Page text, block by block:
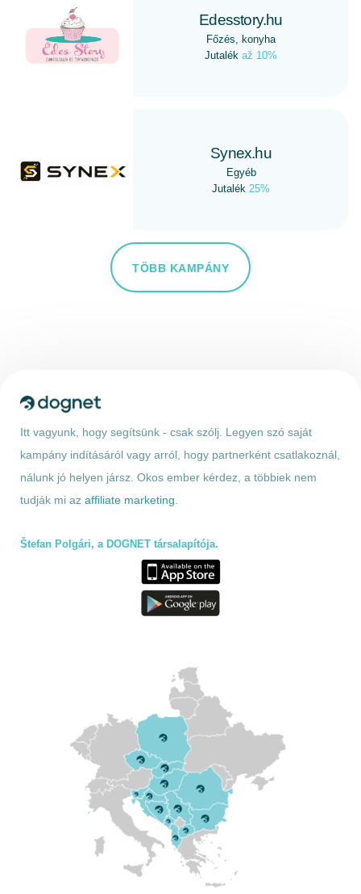
Edesstory.hu
Főzés, konyha
Jutalék až 10%
Synex.hu
Egyéb
Jutalék 25%
TÖBB KAMPÁNY
Itt vagyunk, hogy segítsünk - csak szólj. Legyen szó saját
kampány indításáról vagy arról, hogy partnerként csatlakoznál,
nálunk jó helyen jársz. Okos ember kérdez, a többiek nem
tudják mi az affiliate marketing
Štefan Polgári, a DOGNET társalapítója.